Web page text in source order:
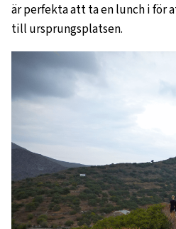
är perfekta att ta en lunch i för
till ursprungsplatsen.